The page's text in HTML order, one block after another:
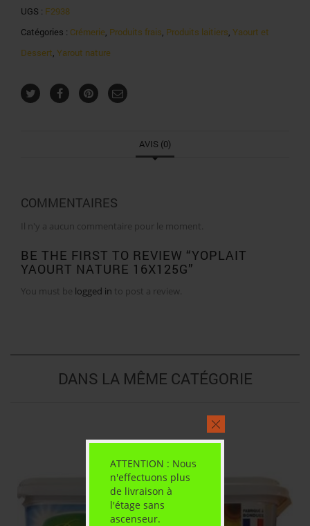
ATTENTION : Nous
n'effectuons plus
de livraison à
l'étage sans
ascenseur.
UGS : F2938
Catégories : Crémerie, Produits frais, Produits laitiers, Yaourt et
Dessert, Yarout nature
AVIS (0)
COMMENTAIRES
Il n'y a aucun commentaire pour le moment.
BE THE FIRST TO REVIEW “YOPLAIT
YAOURT NATURE 16X125G”
You must be logged in to post a review.
DANS LA MÊME CATÉGORIE